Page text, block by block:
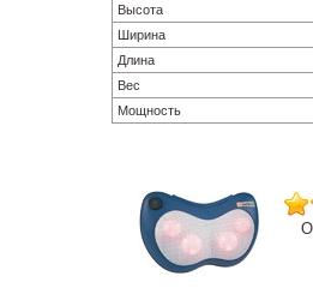
Высота
Ширина
Длина
Вес
Мощность